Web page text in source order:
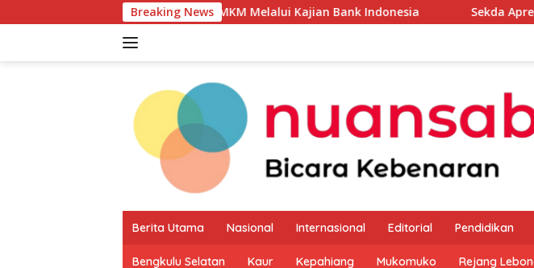
ke
Breaking News
Unggulan UMKM Melalui Kajian Bank Indonesia Sekda Apresiasi Inspektorat
Berita Utama Nasional Internasional Editorial Pendidikan
Bengkulu Selatan Kaur Kepahiang Mukomuko Rejang